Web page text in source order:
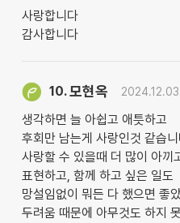
사랑합니다
감사합니다
10.모현옥
생각하면 늘 아쉽고 애틋하고
후회만 남는게 사랑인것 같습
사랑할 수 있을때 더 많이 아끼
표현하고, 함께 하고 싶은 일도
망설임없이 뭐든 다 했으면 좋
두려움 때문에 아무것도 하지